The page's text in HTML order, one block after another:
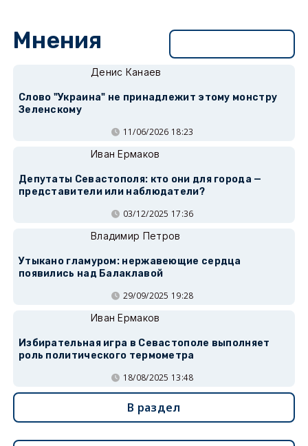
Мнения
Денис Канаев
Слово "Украина" не принадлежит этому монстру
Зеленскому
11/06/2026 18:23
Иван Ермаков
Депутаты Севастополя: кто они для города —
представители или наблюдатели?
03/12/2025 17:36
Владимир Петров
Утыкано гламуром: нержавеющие сердца
появились над Балаклавой
29/09/2025 19:28
Иван Ермаков
Избирательная игра в Севастополе выполняет
роль политического термометра
18/08/2025 13:48
В раздел